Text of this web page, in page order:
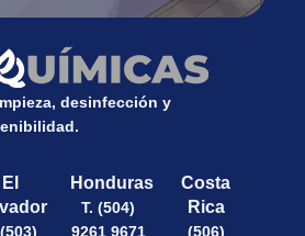
desinfección y
El
Honduras
T. (504)
9261 9671
Costa
Rica
(506)